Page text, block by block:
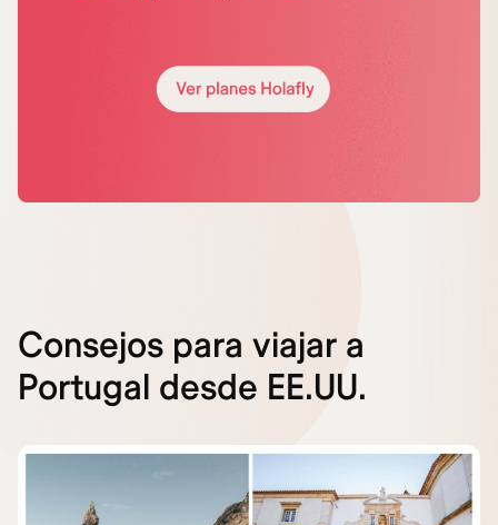
Consejos para viajar a
Portugal desde EE.UU.